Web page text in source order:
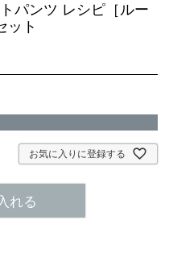
パンツ レシピ［ルー
ット
お気に入りに登録する
れる